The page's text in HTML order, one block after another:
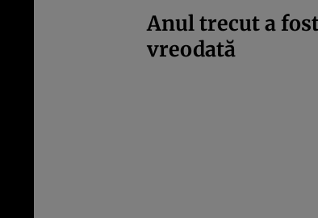
Anul trecut a
vreodată